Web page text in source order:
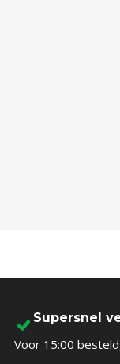
Supersnel
Voor 15:00